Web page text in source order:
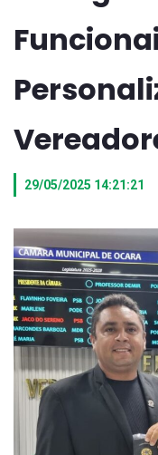
29/05/2025 14:21:21